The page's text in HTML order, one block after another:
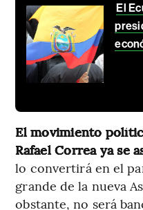
El
El movimiento
Rafael Correa ya se
lo convertirá en el
grande de la nueva
obstante, no será